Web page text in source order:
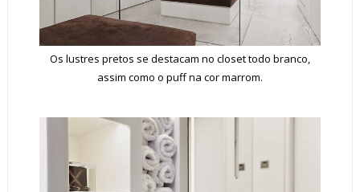
Os lustres pretos se destacam no closet todo branco,
assim como o puff na cor marrom.